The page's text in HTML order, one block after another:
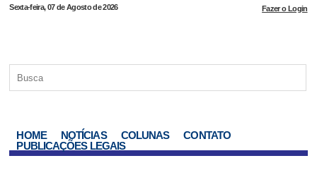
Sexta-feira, 07 de Agosto de 2026 Fazer o Login
HOME NOTÍCIAS COLUNAS
CONTATO
PUBLICAÇÕES LEGAIS